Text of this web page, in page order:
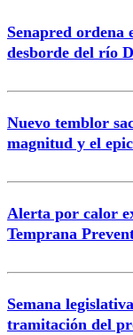
Correo
Senapred ordena
desborde del río
Nuevo temblor
magnitud y el
Alerta por calor
Temprana
Semana
tramitación del